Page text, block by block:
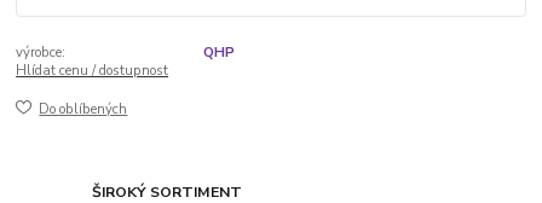
výrobce:
QHP
Hlídat cenu / dostupnost
Do oblíbených
ŠIROKÝ SORTIMENT